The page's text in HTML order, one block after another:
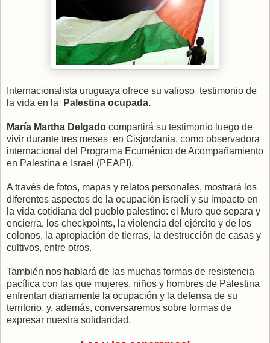
Internacionalista uruguaya ofrece su valioso testimonio de
la vida en la
Palestina ocupada.
María Martha Delgado compartirá su testimonio luego de
vivir durante tres meses en Cisjordania, como observadora
internacional del Programa Ecuménico de Acompañamiento
en Palestina e Israel (PEAPI).
A través de fotos, mapas y relatos personales, mostrará los
diferentes aspectos de la ocupación israelí y su impacto en
la vida cotidiana del pueblo palestino: el Muro que separa y
encierra, los checkpoints, la violencia del ejército y de los
colonos, la apropiación de tierras, la destrucción de casas y
cultivos, entre otros.
También nos hablará de las muchas formas de resistencia
pacífica con las que mujeres, niños y hombres de Palestina
enfrentan diariamente la ocupación y la defensa de su
territorio, y, además, conversaremos sobre formas de
expresar nuestra solidaridad.